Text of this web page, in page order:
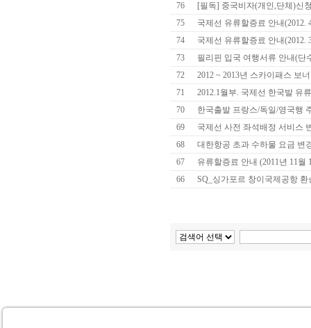
76
[필독] 중국비자(개인,단체)신
75
국제선 유류할증료 안내(2012.
74
국제선 유류할증료 안내(2012.
73
필리핀 입국 여행서류 안내(단
72
2012 ~ 2013년 스카이패스 보
71
2012.1월부. 국제선 한국발 유
70
한국출발 프랑스/독일/영국행
69
국제선 사전 좌석배정 서비스
68
대한항공 초과 수하물 요금 변
67
유류할증료 안내 (2011년 11월
66
SQ_싱가포르 창이국제공항 환